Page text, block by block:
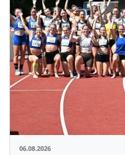
06.08.2026